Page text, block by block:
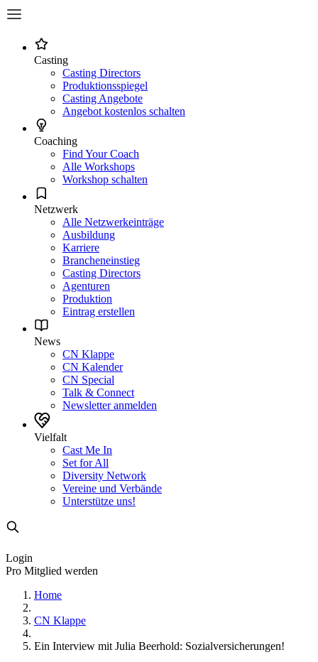
Casting
Casting Directors
Produktionsspiegel
Casting Angebote
Angebot kostenlos schalten
Coaching
Find Your Coach
Alle Workshops
Workshop schalten
Netzwerk
Alle Netzwerkeinträge
Ausbildung
Karriere
Brancheneinstieg
Casting Directors
Agenturen
Produktion
Eintrag erstellen
News
CN Klappe
CN Kalender
CN Special
Talk & Connect
Newsletter anmelden
Vielfalt
Cast Me In
Set for All
Diversity Network
Vereine und Verbände
Unterstütze uns!
Login
Pro Mitglied werden
Home
CN Klappe
Ein Interview mit Julia Beerhold: Sozialversicherungen!